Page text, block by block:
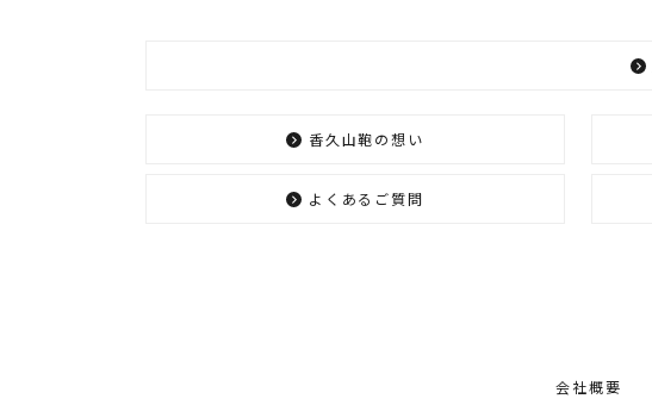
香久山鞄の想い
よくあるご質問
会社概要